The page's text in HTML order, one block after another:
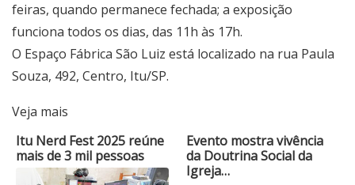
feiras, quando permanece fechada; a exposição
funciona todos os dias, das 11h às 17h.
O Espaço Fábrica São Luiz está localizado na rua Paula
Souza, 492, Centro, Itu/SP.
Veja mais
Itu Nerd Fest 2025 reúne
mais de 3 mil pessoas
Evento mostra vivência
da Doutrina Social da
Igreja…